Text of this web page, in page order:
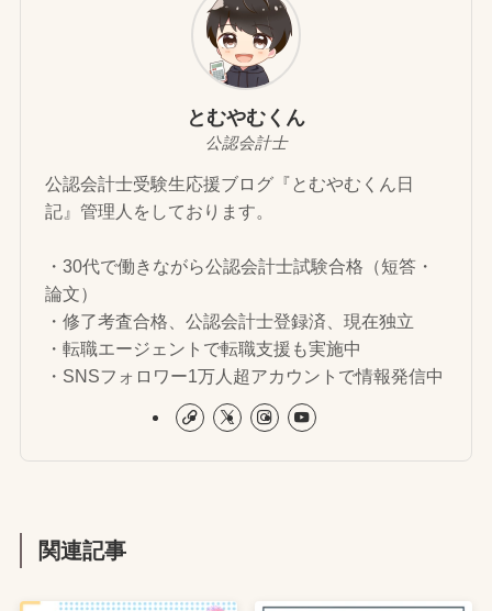
とむやむくん
公認会計士
公認会計士受験生応援ブログ『とむやむくん日
記』管理人をしております。
・30代で働きながら公認会計士試験合格（短答・
論文）
・修了考査合格、公認会計士登録済、現在独立
・転職エージェントで転職支援も実施中
・SNSフォロワー1万人超アカウントで情報発信中
関連記事